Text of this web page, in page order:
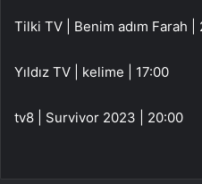
Tilki TV | Benim adım Farah |
Yıldız TV | kelime | 17:00
tv8 | Survivor 2023 | 20:00